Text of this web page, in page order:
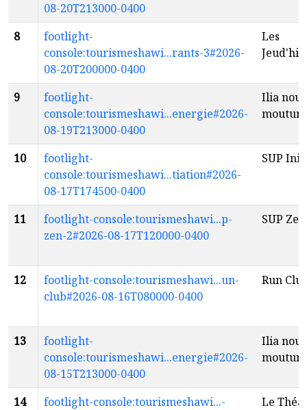
08-20T213000-0400
8
footlight-
console:tourismeshawi...rants-3#2026-
08-20T200000-0400
Les
9
footlight-
console:tourismeshawi...energie#2026-
08-19T213000-0400
Ilia
mouture
10
footlight-
console:tourismeshawi...tiation#2026-
08-17T174500-0400
SUP
11
footlight-console:tourismeshawi...p-
zen-2#2026-08-17T120000-0400
SUP Zen
12
footlight-console:tourismeshawi...un-
club#2026-08-16T080000-0400
Run
13
footlight-
console:tourismeshawi...energie#2026-
08-15T213000-0400
Ilia
mouture
14
footlight-console:tourismeshawi...-
Le